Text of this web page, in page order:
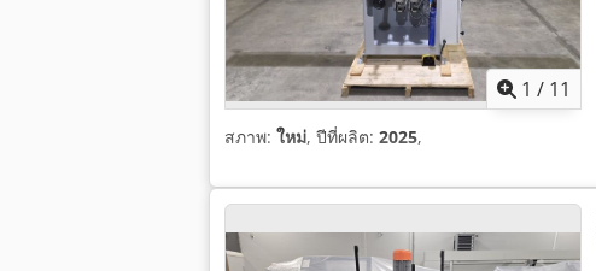
1 / 11
สภาพ: ใหม่, ปีที่ผลิต: 2025,